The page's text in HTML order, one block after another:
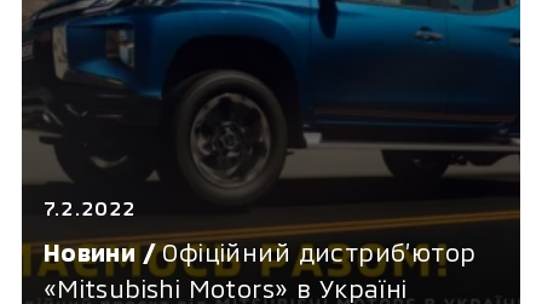
7.2.2022
Новини /Офіційний дистриб’ютор
«Mitsubishi Motors» в Україні